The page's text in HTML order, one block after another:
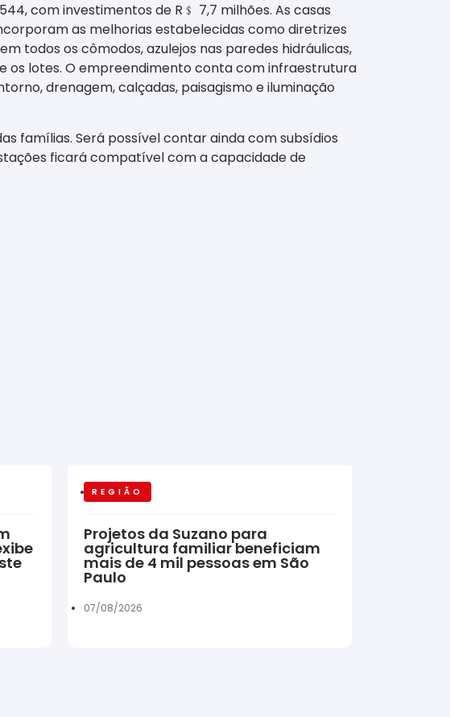
com investimentos de R ﹩ 7,7 milhões. As casas
as melhorias estabelecidas como diretrizes
todos os cômodos, azulejos nas paredes hidráulicas,
os lotes. O empreendimento conta com infraestrutura
drenagem, calçadas, paisagismo e iluminação
famílias. Será possível contar ainda com subsídios
ficará compatível com a capacidade de
REGIÃO
Projetos da Suzano para
agricultura familiar beneficiam
mais de 4 mil pessoas em São
Paulo
07/08/2026